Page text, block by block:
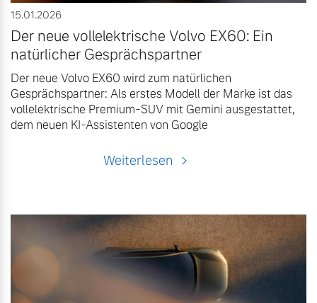
15.01.2026
Der neue vollelektrische Volvo EX60: Ein
natürlicher Gesprächspartner
Der neue Volvo EX60 wird zum natürlichen
Gesprächspartner: Als erstes Modell der Marke ist das
vollelektrische Premium-SUV mit Gemini ausgestattet,
dem neuen KI-Assistenten von Google
Weiterlesen